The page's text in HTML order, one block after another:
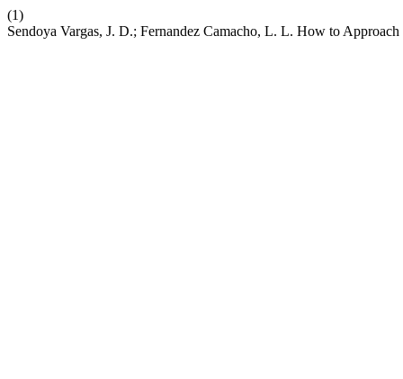
(1)
Sendoya Vargas, J. D.; Fernandez Camacho, L. L. How to